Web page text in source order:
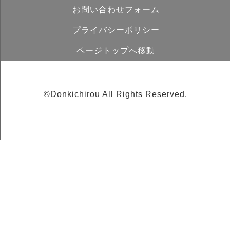
お問い合わせフォーム
プライバシーポリシー
ページトップへ移動
©Donkichirou All Rights Reserved.